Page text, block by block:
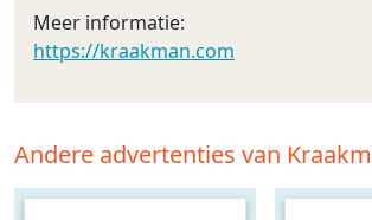
Meer informatie:
https://kraakman.com
Andere advertenties van